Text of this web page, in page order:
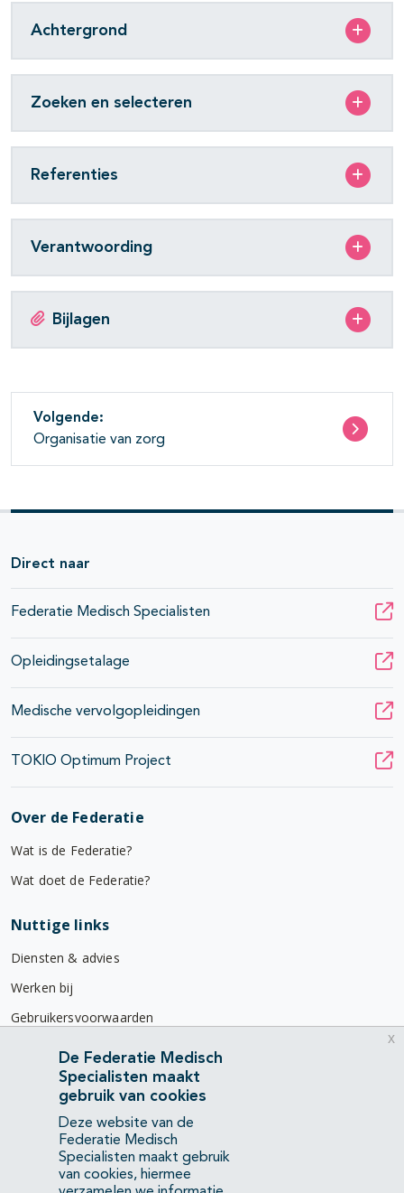
Achtergrond
Zoeken en selecteren
Referenties
Verantwoording
Bijlagen
Volgende:
Organisatie van zorg
Direct naar
Federatie Medisch Specialisten
Opleidingsetalage
Medische vervolgopleidingen
TOKIO Optimum Project
Over de Federatie
Wat is de Federatie?
Wat doet de Federatie?
Nuttige links
Diensten & advies
Werken bij
Gebruikersvoorwaarden
Privacyverklaring
Contact
Mercatorlaan 1200
3528 BL Utrecht
(088) 505 34 34
De Federatie Medisch
Specialisten maakt
gebruik van cookies
Deze website van de
Federatie Medisch
Specialisten maakt gebruik
van cookies, hiermee
x